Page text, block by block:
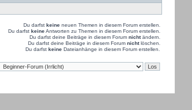
Du darfst keineneuen Themen in diesem Forum erstellen.
Du darfst keineAntworten zu Themen in diesem Forum erstellen.
Du darfst deine Beiträge in diesem Forum nichtändern.
Du darfst deine Beiträge in diesem Forum nichtlöschen.
Du darfst keineDateianhänge in diesem Forum erstellen.